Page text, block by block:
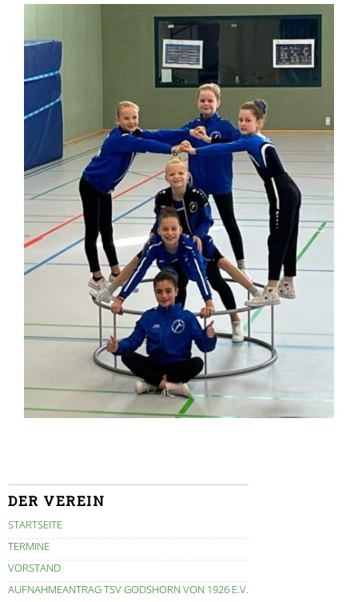
DER VEREIN
STARTSEITE
TERMINE
VORSTAND
AUFNAHMEANTRAG TSV GODSHORN VON 1926 E.V.